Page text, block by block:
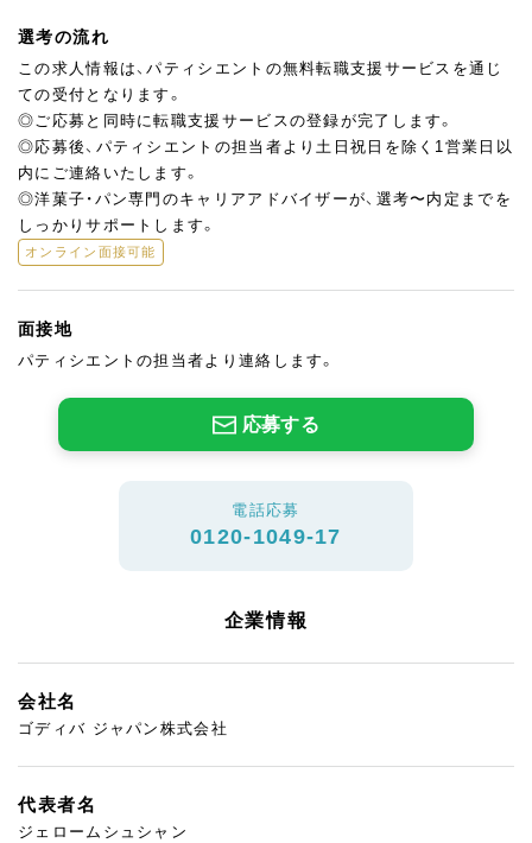
選考の流れ
この求人情報は、パティシエントの無料転職支援サービスを通じ
ての受付となります。
◎ご応募と同時に転職支援サービスの登録が完了します。
◎応募後、パティシエントの担当者より土日祝日を除く1営業日以
内にご連絡いたします。
◎洋菓子・パン専門のキャリアアドバイザーが、選考〜内定までを
しっかりサポートします。
オンライン面接可能
面接地
パティシエントの担当者より連絡します。
応募する
電話応募
0120-1049-17
企業情報
会社名
ゴディバ ジャパン株式会社
代表者名
ジェロームシュシャン